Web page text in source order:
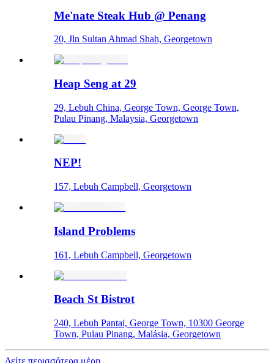
Me'nate Steak Hub @ Penang
20, Jln Sultan Ahmad Shah, Georgetown
Heap Seng at 29
29, Lebuh China, George Town, George Town,
Pulau Pinang, Malaysia, Georgetown
NEP!
157, Lebuh Campbell, Georgetown
Island Problems
161, Lebuh Campbell, Georgetown
Beach St Bistrot
240, Lebuh Pantai, George Town, 10300 George
Town, Pulau Pinang, Malásia, Georgetown
Δείτε περισσότερα μέρη